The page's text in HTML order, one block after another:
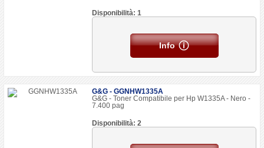
Disponibilità: 1
Info
G&G - GGNHW1335A
G&G - Toner Compatibile per Hp W1335A - Nero -
7.400 pag
Disponibilità: 2